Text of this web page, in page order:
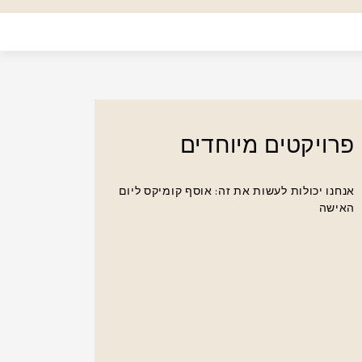
פרויקטים מיוחדים
אנחנו יכולות לעשות את זה: אוסף קומיקס ליום
האישה